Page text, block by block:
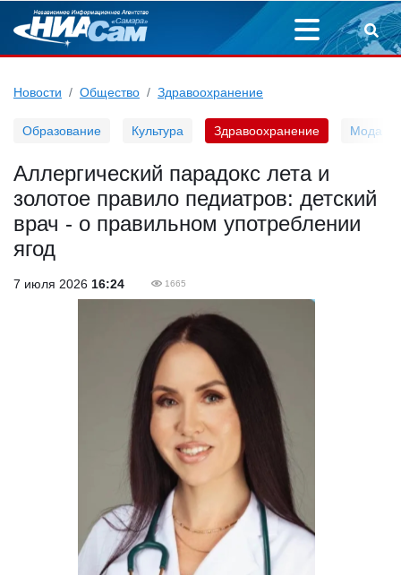
Новости Общество Здравоохранение
Образование Культура Здравоохранение Мода
Аллергический парадокс лета и
золотое правило педиатров: детский
врач - о правильном употреблении
ягод
7 июля 2026 16:24 1665